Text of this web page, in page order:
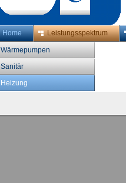
Home Leistungsspektrum
Wärmepumpen
Sanitär
Heizung